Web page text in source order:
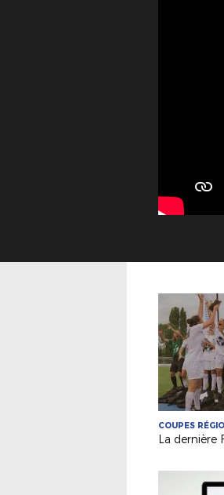
COUPES